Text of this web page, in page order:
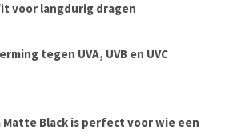
voor langdurig dragen
tegen UVA, UVB en UVC
Matte Black is perfect voor wie een